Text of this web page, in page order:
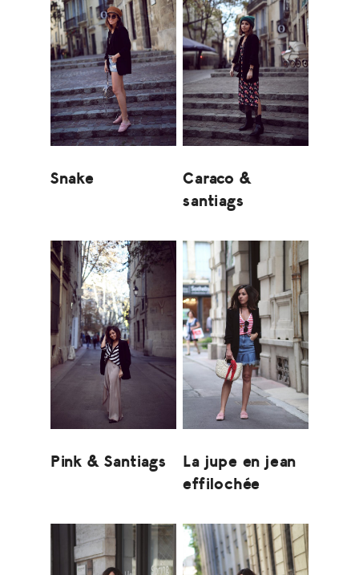
Snake
Caraco &
santiags
Pink & Santiags
La jupe en jean
effilochée